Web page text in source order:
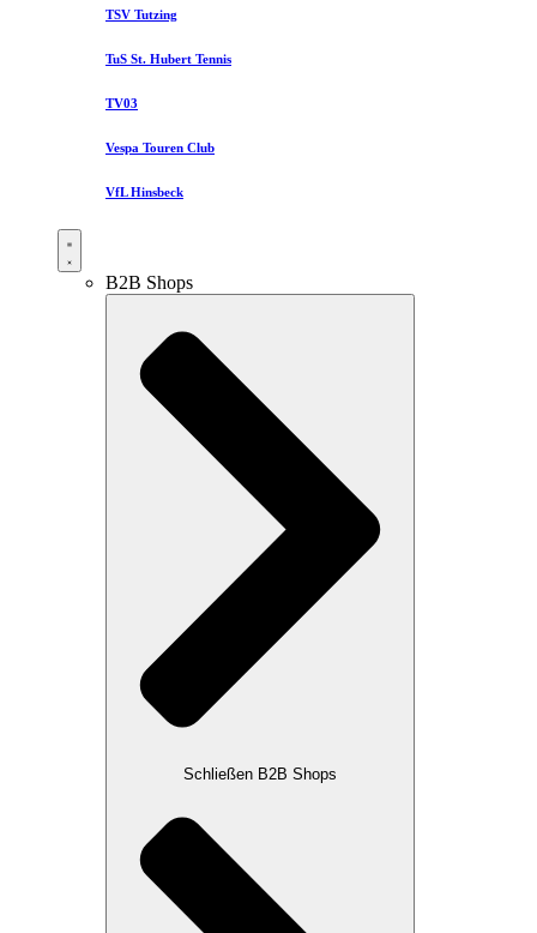
TSV Tutzing
TuS St. Hubert Tennis
TV03
Vespa Touren Club
VfL Hinsbeck
B2B Shops
Schließen B2B Shops